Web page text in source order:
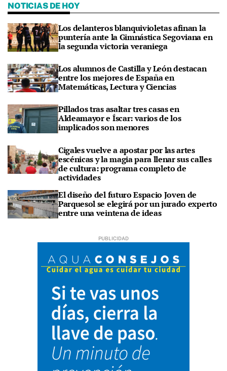
NOTICIAS DE HOY
Los delanteros blanquivioletas afinan la
puntería ante la Gimnástica Segoviana en
la segunda victoria veraniega
Los alumnos de Castilla y León destacan
entre los mejores de España en
Matemáticas, Lectura y Ciencias
Pillados tras asaltar tres casas en
Aldeamayor e Íscar: varios de los
implicados son menores
Cigales vuelve a apostar por las artes
escénicas y la magia para llenar sus calles
de cultura: programa completo de
actividades
El diseño del futuro Espacio Joven de
Parquesol se elegirá por un jurado experto
entre una veintena de ideas